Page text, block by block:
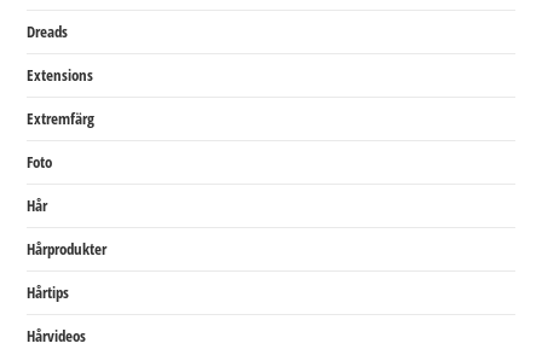
Dreads
Extensions
Extremfärg
Foto
Hår
Hårprodukter
Hårtips
Hårvideos